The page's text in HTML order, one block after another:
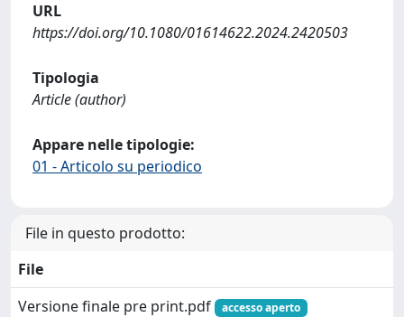
URL
https://doi.org/10.1080/01614622.2024.2420503
Tipologia
Article (author)
Appare nelle tipologie:
01 - Articolo su periodico
File in questo prodotto:
File
Versione finale pre print.pdf
accesso aperto